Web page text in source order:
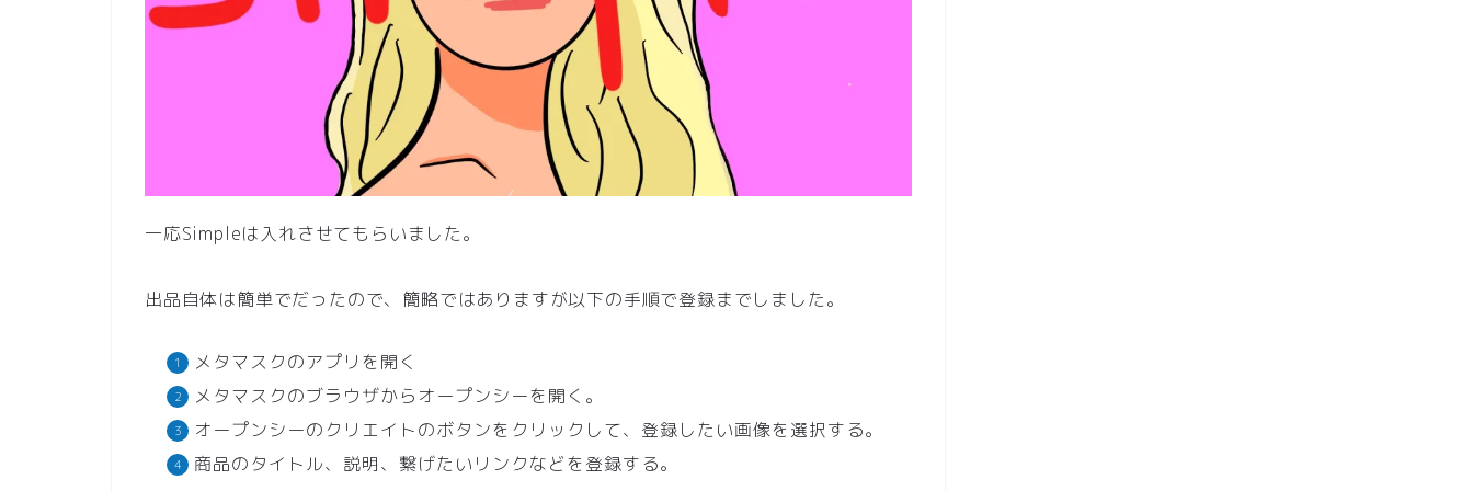
一応Simpleは入れさせてもらいました。
出品自体は簡単でだったので、簡略ではありますが以下の手順で登録までしました。
メタマスクのアプリを開く
メタマスクのブラウザからオープンシーを開く。
オープンシーのクリエイトのボタンをクリックして、登録したい画像を選択する。
商品のタイトル、説明、繋げたいリンクなどを登録する。